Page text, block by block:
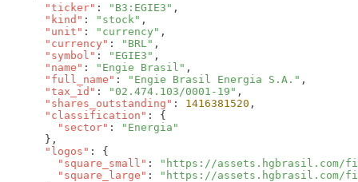
      "ticker"
: "B3:EGIE3"
      "kind"
: "stock"
      "unit"
: "currency"
      "currency"
: "BRL"
      "symbol"
: "EGIE3"
      "name"
: "Engie Brasil"
      "full_name"
: "Engie Brasil Energia S.A."
      "tax_id"
: "02.474.103/0001-19"
      "shares_outstanding"
: 1416381520
      "classification"
        "sector"
:
      "logos"
        "square_small"
:
"https://assets.hgbrasil.com/
        "square_large"
: